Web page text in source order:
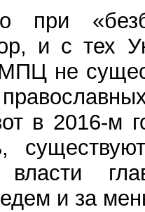
при
и с тех
не
в 2016-м
власти
и за